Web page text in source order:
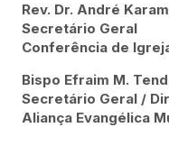
Rev. Dr. André
Secretário Geral
Conferência de
Bispo Efraim M.
Secretário Geral /
Aliança Evangélica